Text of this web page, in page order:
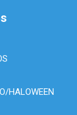
HALOWEEN